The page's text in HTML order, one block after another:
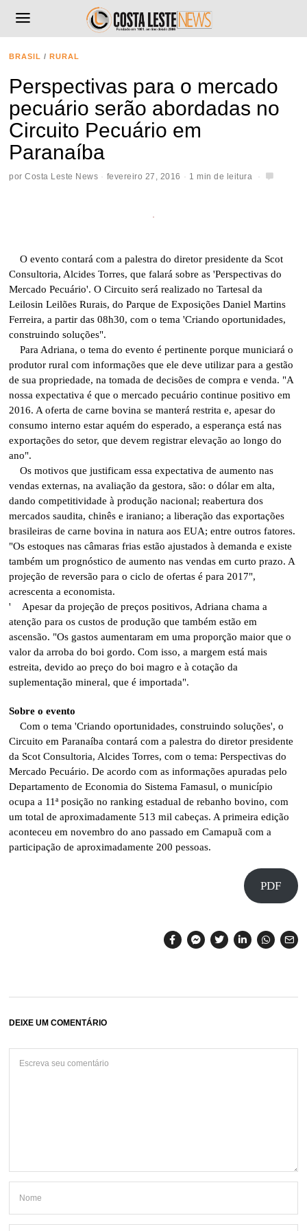
BRASIL / RURAL
Perspectivas para o mercado
pecuário serão abordadas no
Circuito Pecuário em
Paranaíba
porCosta Leste News fevereiro 27, 2016 1 min de leitura
O evento contará com a palestra do diretor presidente da Scot
Consultoria, Alcides Torres, que falará sobre as 'Perspectivas do
Mercado Pecuário'. O Circuito será realizado no Tartesal da
Leilosin Leilões Rurais, do Parque de Exposições Daniel Martins
Ferreira, a partir das 08h30, com o tema 'Criando oportunidades,
construindo soluções".
Para Adriana, o tema do evento é pertinente porque municiará o
produtor rural com informações que ele deve utilizar para a gestão
de sua propriedade, na tomada de decisões de compra e venda. "A
nossa expectativa é que o mercado pecuário continue positivo em
2016. A oferta de carne bovina se manterá restrita e, apesar do
consumo interno estar aquém do esperado, a esperança está nas
exportações do setor, que devem registrar elevação ao longo do
ano".
Os motivos que justificam essa expectativa de aumento nas
vendas externas, na avaliação da gestora, são: o dólar em alta,
dando competitividade à produção nacional; reabertura dos
mercados saudita, chinês e iraniano; a liberação das exportações
brasileiras de carne bovina in natura aos EUA; entre outros fatores.
"Os estoques nas câmaras frias estão ajustados à demanda e existe
também um prognóstico de aumento nas vendas em curto prazo. A
projeção de reversão para o ciclo de ofertas é para 2017",
acrescenta a economista.
' Apesar da projeção de preços positivos, Adriana chama a
atenção para os custos de produção que também estão em
ascensão. "Os gastos aumentaram em uma proporção maior que o
valor da arroba do boi gordo. Com isso, a margem está mais
estreita, devido ao preço do boi magro e à cotação da
suplementação mineral, que é importada".
Sobre o evento
Com o tema 'Criando oportunidades, construindo soluções', o
Circuito em Paranaíba contará com a palestra do diretor presidente
da Scot Consultoria, Alcides Torres, com o tema: Perspectivas do
Mercado Pecuário. De acordo com as informações apuradas pelo
Departamento de Economia do Sistema Famasul, o município
ocupa a 11ª posição no ranking estadual de rebanho bovino, com
um total de aproximadamente 513 mil cabeças. A primeira edição
aconteceu em novembro do ano passado em Camapuã com a
participação de aproximadamente 200 pessoas.
PDF
DEIXE UM COMENTÁRIO